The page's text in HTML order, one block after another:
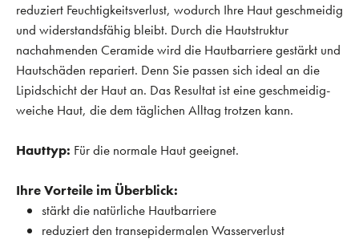
reduziert Feuchtigkeitsverlust, wodurch Ihre Haut geschmeidig
und widerstandsfähig bleibt. Durch die Hautstruktur
nachahmenden Ceramide wird die Hautbarriere gestärkt und
Hautschäden repariert. Denn Sie passen sich ideal an die
Lipidschicht der Haut an. Das Resultat ist eine geschmeidig-
weiche Haut, die dem täglichen Alltag trotzen kann.
Hauttyp: Für die normale Haut geeignet.
Ihre Vorteile im Überblick:
stärkt die natürliche Hautbarriere
reduziert den transepidermalen Wasserverlust